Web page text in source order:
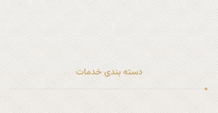
آدرس ایمیل : info@sohi.law
دسته بندی خدمات
خدمات مهاجرتی